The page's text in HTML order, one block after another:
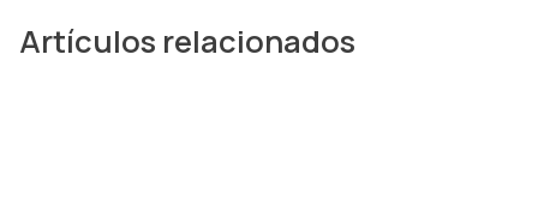
Artículos relacionados